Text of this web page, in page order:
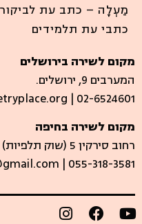
מַעְלָה – כתב עת
כתבי עת תלמידים
מקום לשירה בירושלים
המערבים 9, ירושלים.
| 02-6524601
מקום לשירה בחיפה
רחוב סירקין 5 (שוק תלפיות)​
| ​055-318-3581